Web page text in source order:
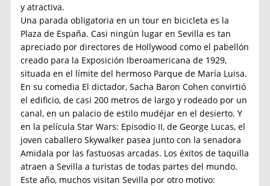
y atractiva.
Una parada obligatoria en un tour en bicicleta es la
Plaza de España. Casi ningún lugar en Sevilla es tan
apreciado por directores de Hollywood como el pabellón
creado para la Exposición Iberoamericana de 1929,
situada en el límite del hermoso Parque de María Luisa.
En su comedia El dictador, Sacha Baron Cohen convirtió
el edificio, de casi 200 metros de largo y rodeado por un
canal, en un palacio de estilo mudéjar en el desierto. Y
en la película Star Wars: Episodio II, de George Lucas, el
joven caballero Skywalker pasea junto con la senadora
Amidala por las fastuosas arcadas. Los éxitos de taquilla
atraen a Sevilla a turistas de todas partes del mundo.
Este año, muchos visitan Sevilla por otro motivo: